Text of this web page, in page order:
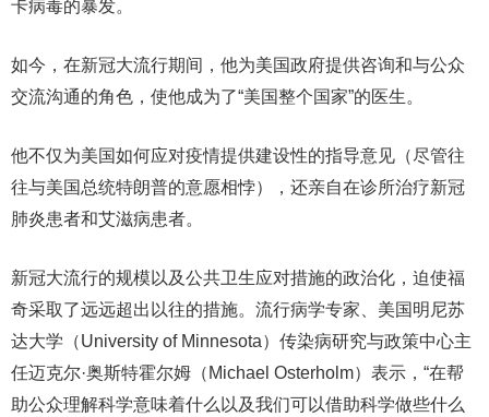
卡病毒的暴发。
如今，在新冠大流行期间，他为美国政府提供咨询和与公众
交流沟通的角色，使他成为了“美国整个国家”的医生。
他不仅为美国如何应对疫情提供建设性的指导意见（尽管往
往与美国总统特朗普的意愿相悖），还亲自在诊所治疗新冠
肺炎患者和艾滋病患者。
新冠大流行的规模以及公共卫生应对措施的政治化，迫使福
奇采取了远远超出以往的措施。流行病学专家、美国明尼苏
达大学（University of Minnesota）传染病研究与政策中心主
任迈克尔·奥斯特霍尔姆（Michael Osterholm）表示，“在帮
助公众理解科学意味着什么以及我们可以借助科学做些什么